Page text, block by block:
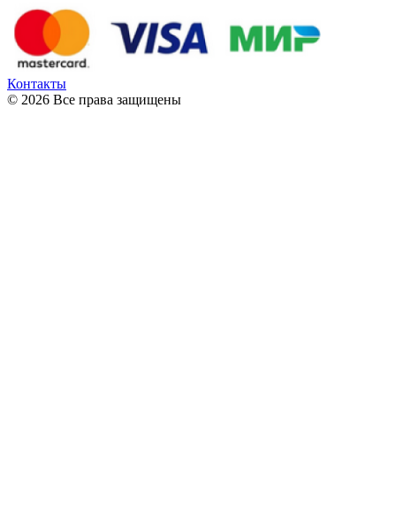
Контакты
© 2026 Все права защищены